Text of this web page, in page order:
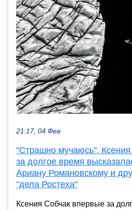
21:17, 04 Фев
"Страшно мучаюсь".
за долгое время
Ариану Романовскому и
"дела Ростеха"
Ксения Собчак впервые за